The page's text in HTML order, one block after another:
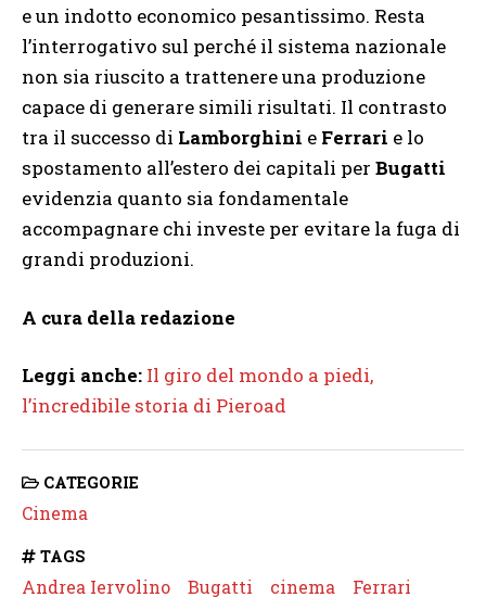
e un indotto economico pesantissimo. Resta
l’interrogativo sul perché il sistema nazionale
non sia riuscito a trattenere una produzione
capace di generare simili risultati. Il contrasto
tra il successo di Lamborghini e Ferrari e lo
spostamento all’estero dei capitali per Bugatti
evidenzia quanto sia fondamentale
accompagnare chi investe per evitare la fuga di
grandi produzioni.
A cura della redazione
Leggi anche: Il giro del mondo a piedi,
l’incredibile storia di Pieroad
CATEGORIE
Cinema
TAGS
Andrea Iervolino Bugatti cinema
Ferrari